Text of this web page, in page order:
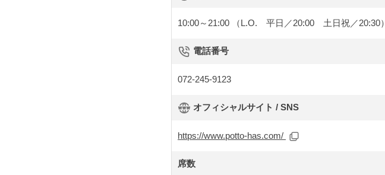
10:00～21:00 （L.O. 平日／20:00 土日祝／20:30）
電話番号
072-245-9123
オフィシャルサイト / SNS
https://www.potto-has.com/
席数